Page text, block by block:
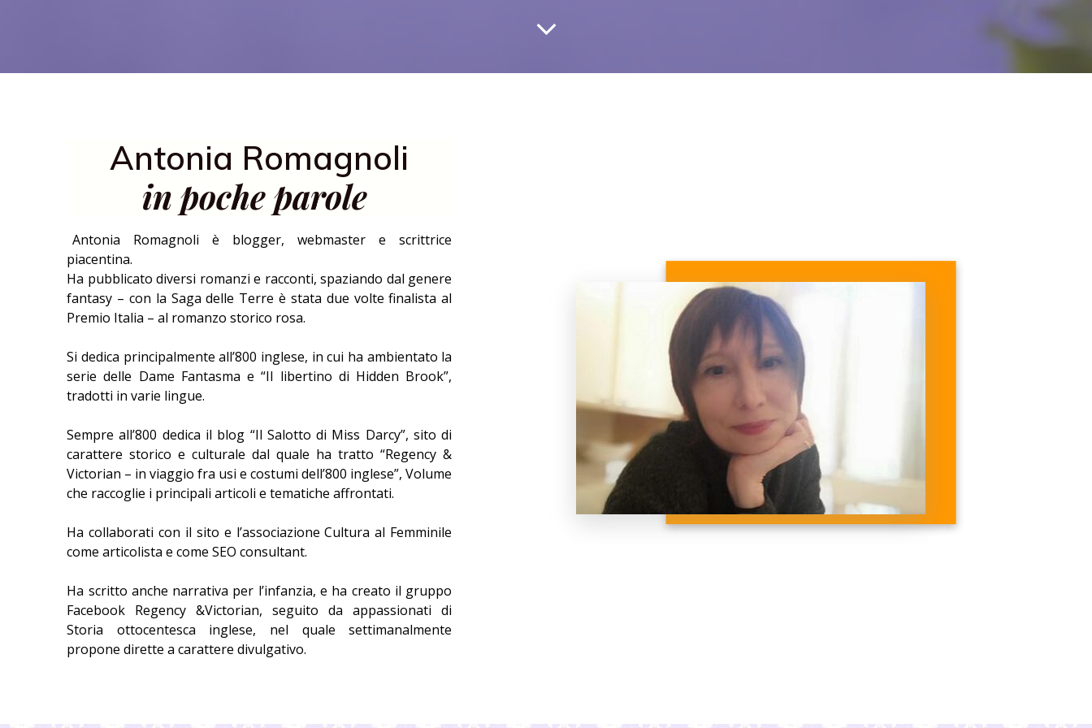
Antonia Romagnoli
in poche parole
Antonia Romagnoli è blogger, webmaster e scrittrice
piacentina.
Ha pubblicato diversi romanzi e racconti, spaziando dal genere
fantasy – con la Saga delle Terre è stata due volte finalista al
Premio Italia – al romanzo storico rosa.
Si dedica principalmente all’800 inglese, in cui ha ambientato la
serie delle Dame Fantasma e “Il libertino di Hidden Brook”,
tradotti in varie lingue.
Sempre all’800 dedica il blog “Il Salotto di Miss Darcy”, sito di
carattere storico e culturale dal quale ha tratto “Regency &
Victorian – in viaggio fra usi e costumi dell’800 inglese”, Volume
che raccoglie i principali articoli e tematiche affrontati.
Ha collaborati con il sito e l’associazione Cultura al Femminile
come articolista e come SEO consultant.
Ha scritto anche narrativa per l’infanzia, e ha creato il gruppo
Facebook Regency &Victorian, seguito da appassionati di
Storia ottocentesca inglese, nel quale settimanalmente
propone dirette a carattere divulgativo.